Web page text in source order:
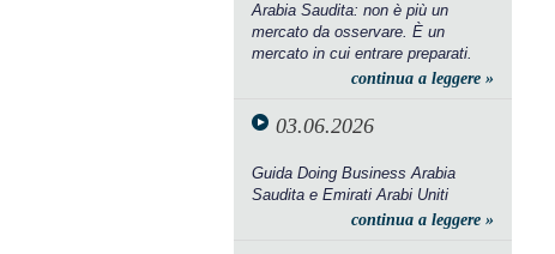
Arabia Saudita: non è più un
mercato da osservare. È un
mercato in cui entrare preparati.
continua a leggere »
03.06.2026
Guida Doing Business Arabia
Saudita e Emirati Arabi Uniti
continua a leggere »